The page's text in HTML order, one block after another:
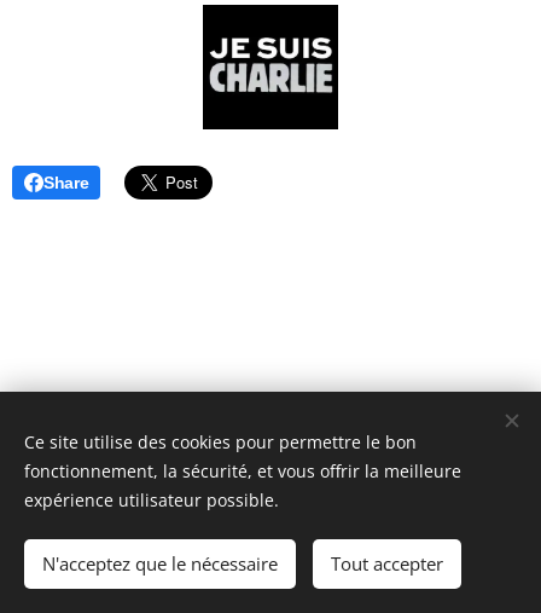
Share
Meudon - Numéro RNA : W751163023
Optimisé parWebnode Cookies
Ce site utilise des cookies pour permettre le bon
fonctionnement, la sécurité, et vous offrir la meilleure
expérience utilisateur possible.
N'acceptez que le nécessaire Tout accepter